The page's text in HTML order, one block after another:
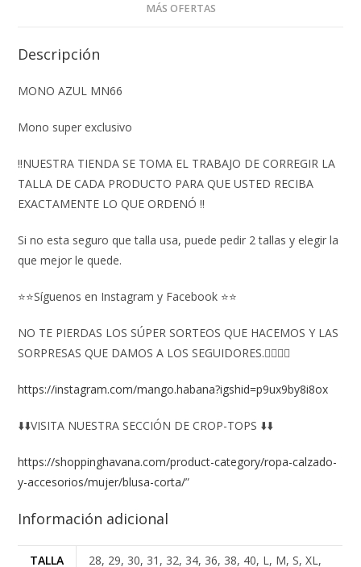
MÁS OFERTAS
Descripción
MONO AZUL MN66
Mono super exclusivo
‼️NUESTRA TIENDA SE TOMA EL TRABAJO DE CORREGIR LA
TALLA DE CADA PRODUCTO PARA QUE USTED RECIBA
EXACTAMENTE LO QUE ORDENÓ ‼️
Si no esta seguro que talla usa, puede pedir 2 tallas y elegir la
que mejor le quede.
⭐⭐Síguenos en Instagram y Facebook ⭐⭐
NO TE PIERDAS LOS SÚPER SORTEOS QUE HACEMOS Y LAS
SORPRESAS QUE DAMOS A LOS SEGUIDORES.👇🏻👇🏻
https://instagram.com/mango.habana?igshid=p9ux9by8i8ox
⬇️⬇️VISITA NUESTRA SECCIÓN DE CROP-TOPS ⬇️⬇️
https://shoppinghavana.com/product-category/ropa-calzado-
y-accesorios/mujer/blusa-corta/”
Información adicional
TALLA 28, 29, 30, 31, 32, 34, 36, 38, 40, L, M, S, XL,